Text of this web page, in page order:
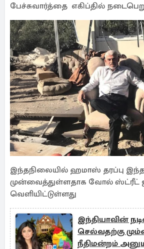
பேச்சுவார்த்தை எகிப்தில்
இந்தநிலையில் ஹமாஸ் தரப்பு
முன்வைத்துள்ளதாக வோல் ஸ்ட்ரீட்
வெளியிட்டுள்ளது
இந்தியாவின்
செல்வதற்கு
நீதிமன்றம்